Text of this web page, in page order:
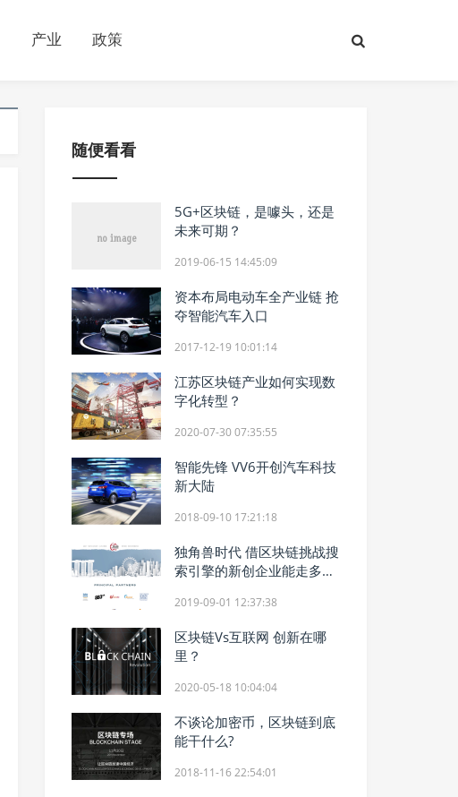
产业 政策
随便看看
5G+区块链，是噱头，还是
未来可期？
2019-06-15 14:45:09
资本布局电动车全产业链 抢
夺智能汽车入口
2017-12-19 10:01:14
江苏区块链产业如何实现数
字化转型？
2020-07-30 07:35:55
智能先锋 VV6开创汽车科技
新大陆
2018-09-10 17:21:18
独角兽时代 借区块链挑战搜
索引擎的新创企业能走多
2019-09-01 12:37:38
区块链Vs互联网 创新在哪
里？
2020-05-18 10:04:04
不谈论加密币，区块链到底
能干什么?
2018-11-16 22:54:01